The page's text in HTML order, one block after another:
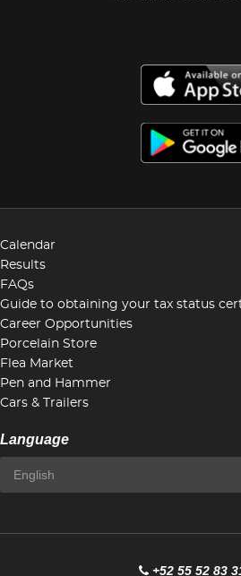
Calendar
Results
FAQs
Guide to obtaining your tax status
Career Opportunities
Porcelain Store
Flea Market
Pen and Hammer
Cars & Trailers
Language
+52 55 52 83